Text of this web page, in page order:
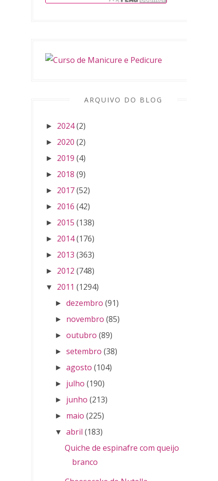
ARQUIVO DO BLOG
► 2024(2)
► 2020 (2)
► 2019 (4)
► 2018 (9)
► 2017(52)
► 2016 (42)
► 2015 (138)
► 2014(176)
► 2013 (363)
► 2012 (748)
▼ 2011 (1294)
►dezembro (91)
► novembro (85)
►outubro (89)
►setembro (38)
►agosto (104)
► julho (190)
► junho (213)
► maio (225)
▼ abril (183)
Quiche de espinafre com queijo
branco